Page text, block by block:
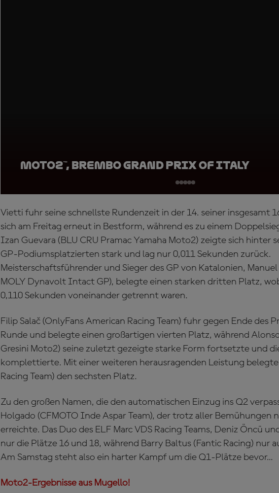
Moto2™, Brembo Grand Prix of Italy
Vietti fuhr seine schnellste Rundenzeit in der 14. seiner insgesamt
sich am Freitag erneut in Bestform, während es zu einem
Izan Guevara (BLU CRU Pramac Yamaha Moto2) zeigte sich hinter
GP-Podiumsplatzierten stark und lag nur 0,011 Sekunden zurück.
Meisterschaftsführender und Sieger des GP von Katalonien,
MOLY Dynavolt Intact GP), belegte einen starken dritten Platz,
0,110 Sekunden voneinander getrennt waren.
Filip Salač (OnlyFans American Racing Team) fuhr gegen Ende des
Runde und belegte einen großartigen vierten Platz, während
Gresini Moto2) seine zuletzt gezeigte starke Form fortsetzte und
komplettierte. Mit einer weiteren herausragenden Leistung
Racing Team) den sechsten Platz.
Zu den großen Namen, die den automatischen Einzug ins Q2
Holgado (CFMOTO Inde Aspar Team), der trotz aller Bemühungen
erreichte. Das Duo des ELF Marc VDS Racing Teams, Deniz Öncü
nur die Plätze 16 und 18, während Barry Baltus (Fantic Racing) nur
Am Samstag steht also ein harter Kampf um die Q1-Plätze bevor...
Moto2-Ergebnisse aus Mugello!